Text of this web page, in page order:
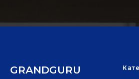
GRANDGURU